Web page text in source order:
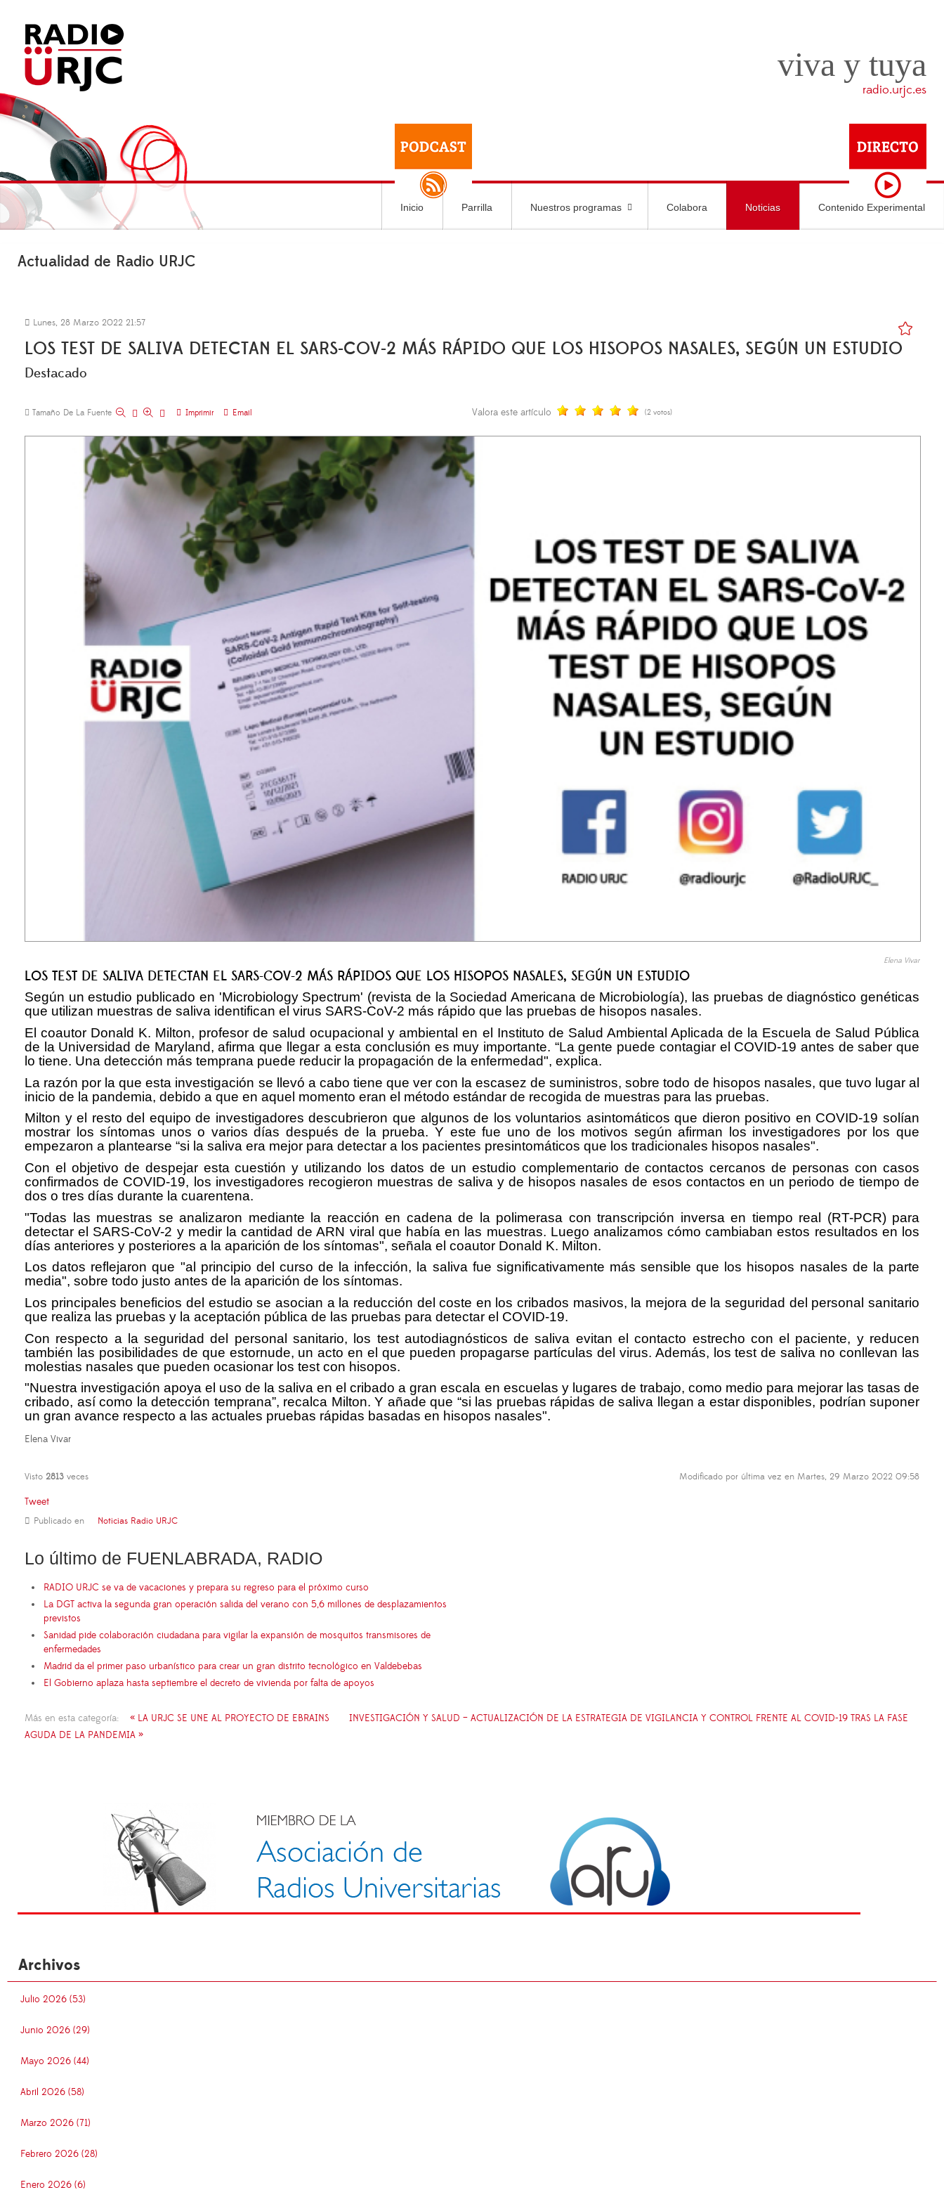
viva y tuya
radio.urjc.es
Inicio Parrilla Nuestros programas Colabora Noticias Contenido Experimental
Actualidad de Radio URJC
Lunes, 28 Marzo 2022 21:57
LOS TEST DE SALIVA DETECTAN EL SARS-COV-2 MÁS RÁPIDO QUE LOS HISOPOS NASALES, SEGÚN UN ESTUDIO
Destacado
Tamaño De La Fuente Imprimir Email Valora este artículo (2 votos)
Elena Vivar
LOS TEST DE SALIVA DETECTAN EL SARS-COV-2 MÁS RÁPIDOS QUE LOS HISOPOS NASALES, SEGÚN UN ESTUDIO
Según un estudio publicado en 'Microbiology Spectrum' (revista de la Sociedad Americana de Microbiología), las pruebas de diagnóstico genéticas
que utilizan muestras de saliva identifican el virus SARS-CoV-2 más rápido que las pruebas de hisopos nasales.
El coautor Donald K. Milton, profesor de salud ocupacional y ambiental en el Instituto de Salud Ambiental Aplicada de la Escuela de Salud Pública
de la Universidad de Maryland, afirma que llegar a esta conclusión es muy importante. “La gente puede contagiar el COVID-19 antes de saber que
lo tiene. Una detección más temprana puede reducir la propagación de la enfermedad", explica.
La razón por la que esta investigación se llevó a cabo tiene que ver con la escasez de suministros, sobre todo de hisopos nasales, que tuvo lugar al
inicio de la pandemia, debido a que en aquel momento eran el método estándar de recogida de muestras para las pruebas.
Milton y el resto del equipo de investigadores descubrieron que algunos de los voluntarios asintomáticos que dieron positivo en COVID-19 solían
mostrar los síntomas unos o varios días después de la prueba. Y este fue uno de los motivos según afirman los investigadores por los que
empezaron a plantearse “si la saliva era mejor para detectar a los pacientes presintomáticos que los tradicionales hisopos nasales".
Con el objetivo de despejar esta cuestión y utilizando los datos de un estudio complementario de contactos cercanos de personas con casos
confirmados de COVID-19, los investigadores recogieron muestras de saliva y de hisopos nasales de esos contactos en un periodo de tiempo de
dos o tres días durante la cuarentena.
"Todas las muestras se analizaron mediante la reacción en cadena de la polimerasa con transcripción inversa en tiempo real (RT-PCR) para
detectar el SARS-CoV-2 y medir la cantidad de ARN viral que había en las muestras. Luego analizamos cómo cambiaban estos resultados en los
días anteriores y posteriores a la aparición de los síntomas", señala el coautor Donald K. Milton.
Los datos reflejaron que "al principio del curso de la infección, la saliva fue significativamente más sensible que los hisopos nasales de la parte
media", sobre todo justo antes de la aparición de los síntomas.
Los principales beneficios del estudio se asocian a la reducción del coste en los cribados masivos, la mejora de la seguridad del personal sanitario
que realiza las pruebas y la aceptación pública de las pruebas para detectar el COVID-19.
Con respecto a la seguridad del personal sanitario, los test autodiagnósticos de saliva evitan el contacto estrecho con el paciente, y reducen
también las posibilidades de que estornude, un acto en el que pueden propagarse partículas del virus. Además, los test de saliva no conllevan las
molestias nasales que pueden ocasionar los test con hisopos.
"Nuestra investigación apoya el uso de la saliva en el cribado a gran escala en escuelas y lugares de trabajo, como medio para mejorar las tasas de
cribado, así como la detección temprana”, recalca Milton. Y añade que “si las pruebas rápidas de saliva llegan a estar disponibles, podrían suponer
un gran avance respecto a las actuales pruebas rápidas basadas en hisopos nasales".
Elena Vivar
Visto 2813 veces Modificado por última vez en Martes, 29 Marzo 2022 09:58
Tweet
Publicado en Noticias Radio URJC
Lo último de FUENLABRADA, RADIO
RADIO URJC se va de vacaciones y prepara su regreso para el próximo curso
La DGT activa la segunda gran operación salida del verano con 5,6 millones de desplazamientos
previstos
Sanidad pide colaboración ciudadana para vigilar la expansión de mosquitos transmisores de
enfermedades
Madrid da el primer paso urbanístico para crear un gran distrito tecnológico en Valdebebas
El Gobierno aplaza hasta septiembre el decreto de vivienda por falta de apoyos
Más en esta categoría: « LA URJC SE UNE AL PROYECTO DE EBRAINS
INVESTIGACIÓN Y SALUD – ACTUALIZACIÓN DE LA ESTRATEGIA DE VIGILANCIA Y CONTROL FRENTE AL COVID-19 TRAS LA FASE
AGUDA DE LA PANDEMIA »
Archivos
Julio 2026 (53)
Junio 2026 (29)
Mayo 2026 (44)
Abril 2026 (58)
Marzo 2026 (71)
Febrero 2026 (28)
Enero 2026 (6)